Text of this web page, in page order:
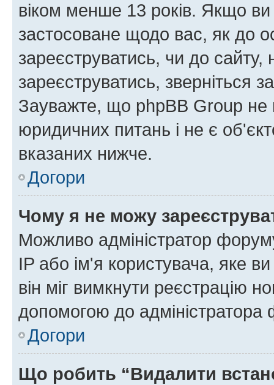
віком менше 13 років. Якщо
застосоване щодо вас, як до
зареєструватись, чи до
зареєструватись, зверніться
Зауважте, що phpBB Group не
юридичних питань і не є
вказаних нижче.
Догори
Чому я не можу
Можливо адміністратор
IP або ім'я користувача, яке
він міг вимкнути реєстрацію
допомогою до адміністратора
Догори
Що робить “Видалити